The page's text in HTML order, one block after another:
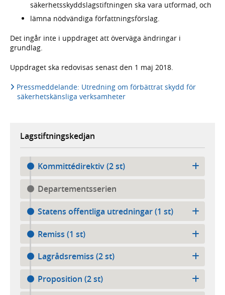
säkerhetsskyddslagstiftningen ska vara utformad, och
lämna nödvändiga författningsförslag.
Det ingår inte i uppdraget att överväga ändringar i
grundlag.
Uppdraget ska redovisas senast den 1 maj 2018.
Pressmeddelande: Utredning om förbättrat skydd för
säkerhetskänsliga verksamheter
Lagstiftningskedjan
Kommittédirektiv (2 st)
Departementsserien
Statens offentliga utredningar (1 st)
Remiss (1 st)
Lagrådsremiss (2 st)
Proposition (2 st)